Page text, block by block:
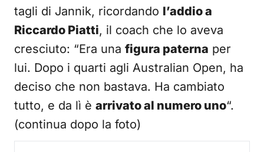
tagli di Jannik, ricordando l’addio a
Riccardo Piatti, il coach che lo aveva
cresciuto: “Era una figura paterna per
lui. Dopo i quarti agli Australian Open, ha
deciso che non bastava. Ha cambiato
tutto, e da lì è arrivato al numero uno“.
(continua dopo la foto)